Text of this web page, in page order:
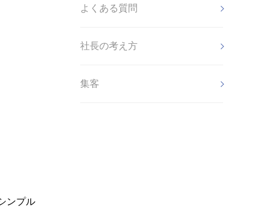
ンプル
よくある質問
社長の考え方
集客